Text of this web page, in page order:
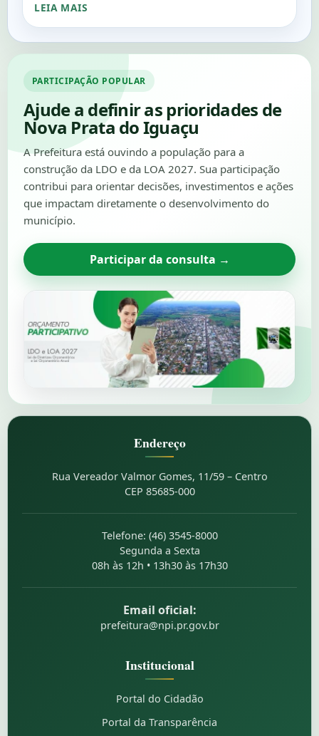
LEIA MAIS
PARTICIPAÇÃO POPULAR
Ajude a definir as prioridades de
Nova Prata do Iguaçu
A Prefeitura está ouvindo a população para a
construção da LDO e da LOA 2027. Sua participação
contribui para orientar decisões, investimentos e ações
que impactam diretamente o desenvolvimento do
município.
Participar da consulta →
Endereço
Rua Vereador Valmor Gomes, 11/59 – Centro
CEP 85685-000
Telefone: (46) 3545-8000
Segunda a Sexta
08h às 12h • 13h30 às 17h30
Email oficial:
prefeitura@npi.pr.gov.br
Institucional
Portal do Cidadão
Portal da Transparência